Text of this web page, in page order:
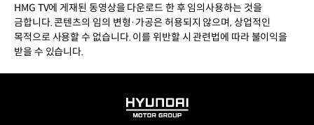
HMG TV에 게재된 동영상을 다운로드 한 후 임의사용하는 것을
금합니다. 콘텐츠의 임의 변형·가공은 허용되지 않으며, 상업적인
목적으로 사용할 수 없습니다. 이를 위반할 시 관련법에 따라 불이익을
받을 수 있습니다.
HYUNDAI